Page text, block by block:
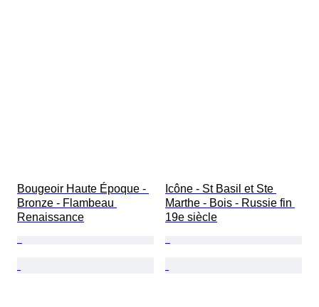
Bougeoir Haute Époque -
Bronze - Flambeau
Renaissance
Icône - St Basil et Ste
Marthe - Bois - Russie fin
19e siècle